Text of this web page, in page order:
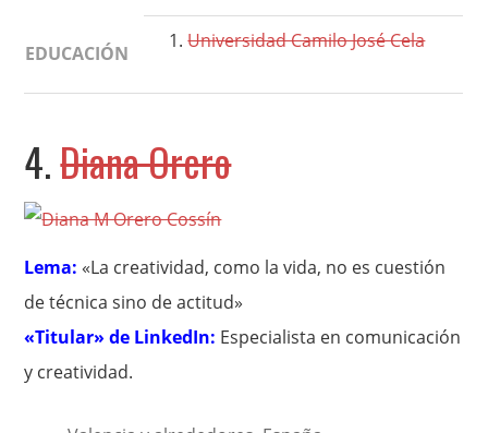
EDUCACIÓN
Universidad Camilo José Cela
4.Diana Orero
Lema: «La creatividad, como la vida, no es cuestión
de técnica sino de actitud»
«Titular» de LinkedIn: Especialista en comunicación
y creatividad.